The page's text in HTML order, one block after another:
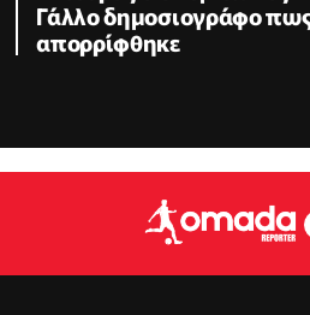
Γάλλο δημοσιογράφο
απορρίφθηκε